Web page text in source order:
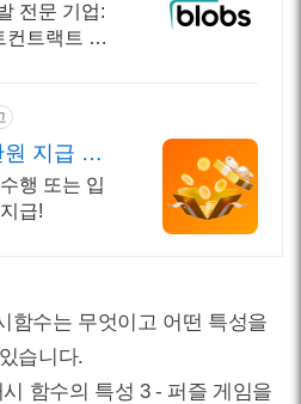
전문 기업:
컨트랙트 개
지급 신
행 또는 입
급!
함수는 무엇이고 어떤 특성을
습니다.
함수의 특성 3 - 퍼즐 게임을